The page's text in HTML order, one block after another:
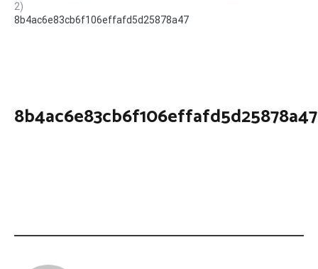
2)
8b4ac6e83cb6f106effafd5d25878a47
8b4ac6e83cb6f106effafd5d25878a47